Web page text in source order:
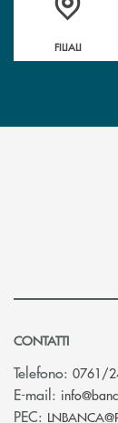
FILIALI
CONTATTI
Telefono: 0761/
E-mail:
PEC: